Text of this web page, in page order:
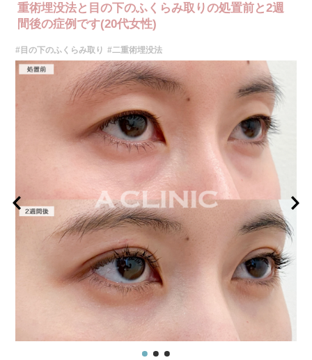
重術埋没法と目の下のふくらみ取りの処置前と2週
間後の症例です(20代女性)
#目の下のふくらみ取り #二重術埋没法